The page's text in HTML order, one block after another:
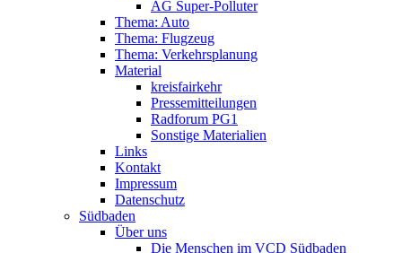
AG Super-Polluter
Thema: Auto
Thema: Flugzeug
Thema: Verkehrsplanung
Material
kreisfairkehr
Pressemitteilungen
Radforum PG1
Sonstige Materialien
Links
Kontakt
Impressum
Datenschutz
Südbaden
Über uns
Die Menschen im VCD Südbaden